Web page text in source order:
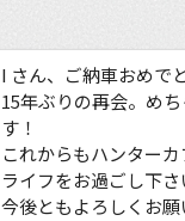
I さん、ご納車おめで
15年ぶりの再会。め
す！
これからもハンター
ライフをお過ごし下さ
今後ともよろしくお願